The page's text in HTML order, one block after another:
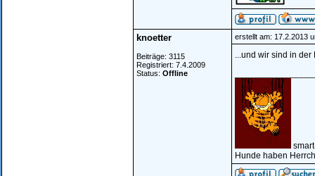
knoetter
Beiträge: 3115
Registriert: 7.4.2009
Status: Offline
erstellt am: 17.2.2013
...und wir sind in
Hunde haben